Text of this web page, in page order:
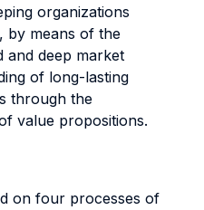
organizations
by means of the
and deep market
of long-lasting
through the
value propositions.
on four processes of